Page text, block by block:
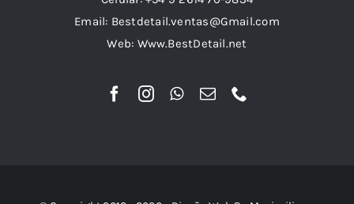
Email: Bestdetail.ventas@Gmail.com
Web: Www.BestDetail.net